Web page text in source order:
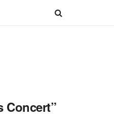
Concert”